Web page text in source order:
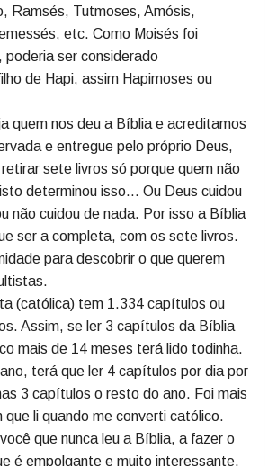
mas, na verdade, vários foram
O próprio nome de Moisés não
Moisés deriva do egípcio nascido
Ramsés, Tutmoses, Amósis,
etc. Como Moisés foi
poderia ser considerado
de Hapi, assim Hapimoses ou
quem nos deu a Bíblia e acreditamos
e entregue pelo próprio Deus,
sete livros só porque quem não
determinou isso... Ou Deus cuidou
não cuidou de nada. Por isso a Bíblia
ser a completa, com os sete livros.
para descobrir o que querem
(católica) tem 1.334 capítulos ou
Assim, se ler 3 capítulos da Bíblia
mais de 14 meses terá lido todinha.
terá que ler 4 capítulos por dia por